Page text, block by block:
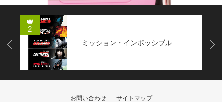
2
ミッション・インポッシブル
Next
お問い合わせ サイトマップ